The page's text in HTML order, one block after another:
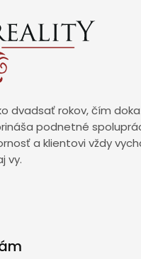
dvadsať rokov, čím
podnetné
a klientovi vždy
vy.